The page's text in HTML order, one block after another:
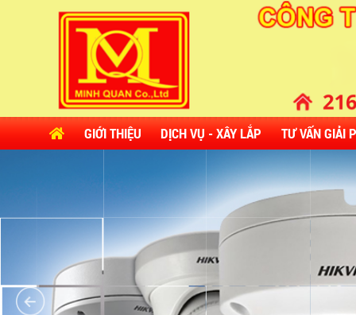
GIỚI THIỆU DỊCH VỤ - XÂY LẮP TƯ VẤN GIẢI